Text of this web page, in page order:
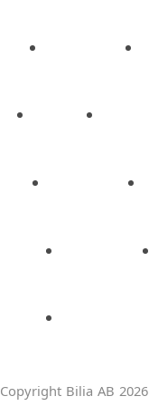
Copyright Bilia AB 2026